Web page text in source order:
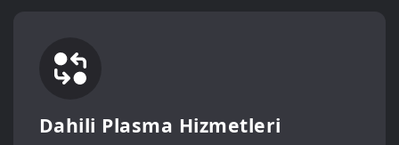
Dahili Plasma Hizmetleri